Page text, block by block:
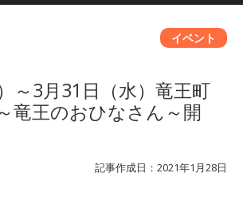
イベント
～3月31日（水）竜王町
竜王のおひなさん～開
記事作成日：2021年1月28日